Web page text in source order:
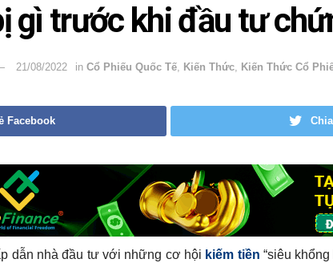
gì trước khi đầu tư
21/08/2022 in Cổ Phiếu Quốc Tế Kiến Thức Kiến Thức Cổ
Facebook
dẫn nhà đầu tư với những cơ hội kiếm tiền “siêu